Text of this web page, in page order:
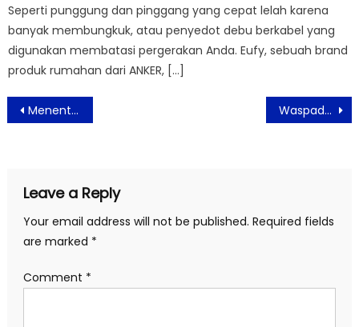
Seperti punggung dan pinggang yang cepat lelah karena
banyak membungkuk, atau penyedot debu berkabel yang
digunakan membatasi pergerakan Anda. Eufy, sebuah brand
produk rumahan dari ANKER, […]
Post
navigation
Menentukan Platform Digital yang Tepat untuk UMKM Waspada, Kasus Hepatitis Akut Masih Ada
Leave a Reply
Your email address will not be published. Required fields
are marked *
Comment *